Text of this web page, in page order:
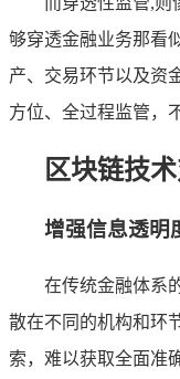
够穿透金融业务那看
产、交易环节以及资
方位、全过程监管，
区块链技
增强信息透明
在传统金融体系
散在不同的机构和环
索，难以获取全面准